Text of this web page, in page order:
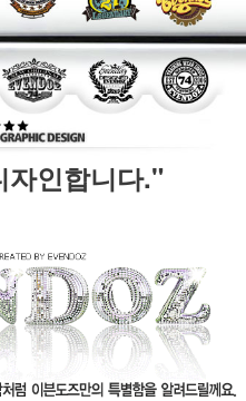
자인합니다."